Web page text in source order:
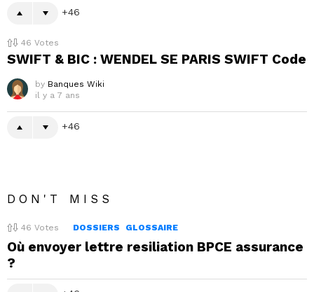
46
46 Votes
SWIFT & BIC : WENDEL SE PARIS SWIFT Code
by Banques Wiki
il y a 7 ans
46
DON'T MISS
46 Votes DOSSIERS GLOSSAIRE
Où envoyer lettre resiliation BPCE assurance
?